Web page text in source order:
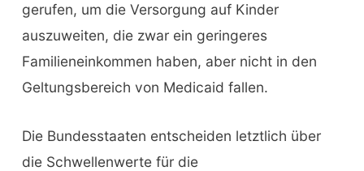
gerufen, um die Versorgung auf Kinder
auszuweiten, die zwar ein geringeres
Familieneinkommen haben, aber nicht in den
Geltungsbereich von Medicaid fallen.
Die Bundesstaaten entscheiden letztlich über
die Schwellenwerte für die